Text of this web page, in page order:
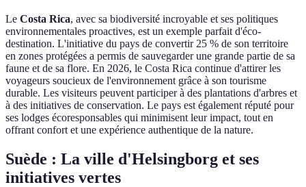
Le Costa Rica, avec sa biodiversité incroyable et ses politiques
environnementales proactives, est un exemple parfait d'éco-
destination. L'initiative du pays de convertir 25 % de son territoire
en zones protégées a permis de sauvegarder une grande partie de sa
faune et de sa flore. En 2026, le Costa Rica continue d'attirer les
voyageurs soucieux de l'environnement grâce à son tourisme
durable. Les visiteurs peuvent participer à des plantations d'arbres et
à des initiatives de conservation. Le pays est également réputé pour
ses lodges écoresponsables qui minimisent leur impact, tout en
offrant confort et une expérience authentique de la nature.
Suède : La ville d'Helsingborg et ses
initiatives vertes